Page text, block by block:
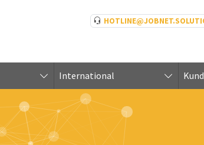
International